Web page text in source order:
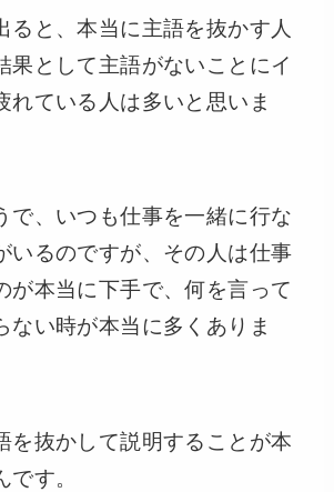
ると、本当に主語を抜かす人
果として主語がないことにイ
れている人は多いと思いま
で、いつも仕事を一緒に行な
いるのですが、その人は仕事
が本当に下手で、何を言って
ない時が本当に多くありま
を抜かして説明することが本
す。